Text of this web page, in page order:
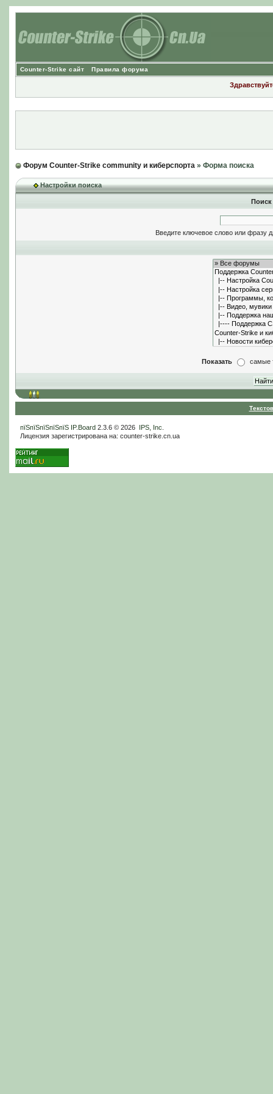
Counter-Strike сайт Правила форума
Форум Counter-Strike community и киберспорта» Форма поиска
Настройки поиска
Введите ключевое слово или фразу
Показать самые
пїЅпїЅпїЅпїЅпїЅ IP.Board2.3.6 © 2026 IPS, Inc
Лицензия зарегистрирована на: counter-strike.cn.ua